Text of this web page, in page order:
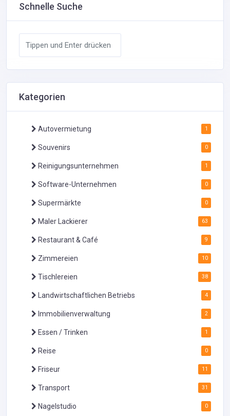
Schnelle Suche
Kategorien
Autovermietung 1
Souvenirs 0
Reinigungsunternehmen 1
Software-Unternehmen 0
Supermärkte 0
Maler Lackierer 63
Restaurant & Café 9
Zimmereien 10
Tischlereien 38
Landwirtschaftlichen Betriebs 4
Immobilienverwaltung 2
Essen / Trinken 1
Reise 0
Friseur 11
Transport 31
Nagelstudio 0